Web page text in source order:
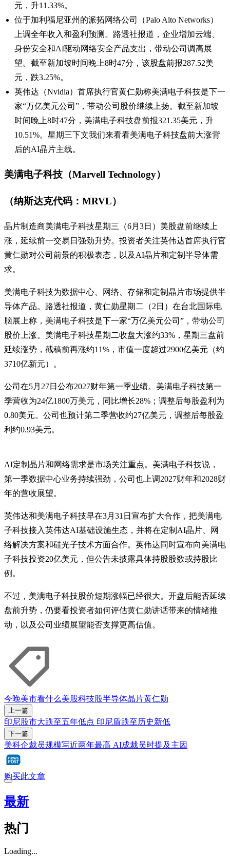
元，升11.33%。
位于加利福尼亚州的派拓网络公司（Palo Alto Networks）
上调全年收入和盈利预测。路透社报道，企业增加云端、
身份安全和AI驱动网络安全产品支出，带动公司调高展
望。截至新加坡时间晚上8时47分，该股盘前报287.52美
元，跌3.25%。
英伟达（Nvidia）首席执行官黄仁勋称美满电子科技是下一
家“万亿美元公司”，带动公司股价继续上扬。截至新加坡
时间晚上8时47分，美满电子科技盘前报321.35美元，升
10.51%。星期三下文我们来看看美满电子科技盘前大涨背
后的AI晶片主线。
美满电子科技（Marvell Technology）
（纳斯达克代码：MRVL）
晶片制造商美满电子科技星期三（6月3日）美股盘前继续上
涨，延续前一交易日强劲升势。投资者关注英伟达首席执行官
黄仁勋对公司前景的积极表态，以及AI晶片和定制半导体需
求。
美满电子科技为数据中心、网络、存储和定制晶片市场提供半
导体产品。路透社报道，黄仁勋星期二（2日）在台北国际电
脑展上称，美满电子科技是下一家“万亿美元公司”，带动公司
股价上涨。美满电子科技星期二收盘大涨约33%，星期三盘前
延续涨势，截稿前再涨约11%，市值一度超过2900亿美元（约
3710亿新元）。
公司在5月27日公布2027财年第一季业绩。美满电子科技第一
季营收为24亿1800万美元，同比增长28%；调整后每股盈利为
0.80美元。公司也预计第二季营收约27亿美元，调整后每股盈
利约0.93美元。
AI定制晶片和网络需求是市场关注重点。美满电子科技说，
第一季数据中心业务持续强劲，公司也上调2027财年和2028财
年的营收展望。
英伟达和美满电子科技早在3月31日宣布扩大合作，把美满电
子科技接入英伟达AI基础设施生态，并将在定制AI晶片、网
络解决方案和硅光子技术方面合作。英伟达同时宣布向美满电
子科技投资20亿美元，但公告未披露具体持股股数或持股比
例。
不过，美满电子科技股价短期涨幅已经很大。开盘后能否延续
盘前升势，仍要看投资者如何评估黄仁勋讲话带来的情绪推
动，以及公司业绩展望能否支撑更高估值。
今晚美市看什么美股科技股半导体晶片黄仁勋
上一篇
印尼股市大跌至五年低点 印尼盾跌至历史新低
下一篇
美科企裁员规模写近两年最高 AI成裁员时提及主因
购买此文章
最新
热门
Loading...